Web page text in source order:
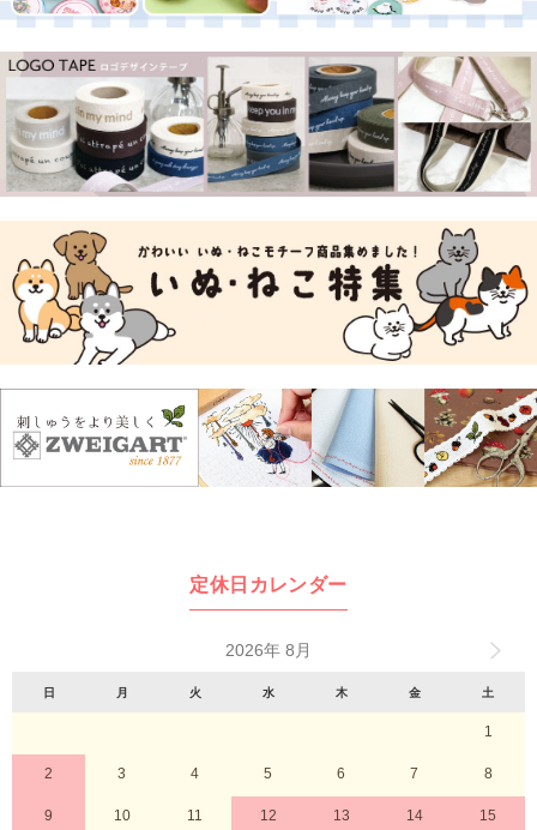
定休日カレンダー
2026年 8月
日 月 火 水 木 金 土
1
2 3 4 5 6 7 8
9 10 11 12 13 14 15